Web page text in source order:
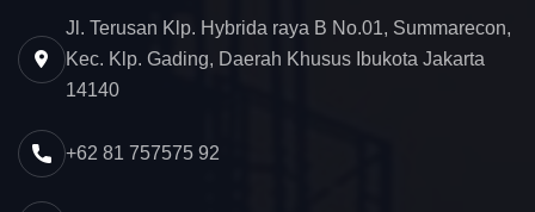
Jl. Terusan Klp. Hybrida raya B No.01, Summarecon,
Kec. Klp. Gading, Daerah Khusus Ibukota Jakarta
14140
+62 81 757575 92